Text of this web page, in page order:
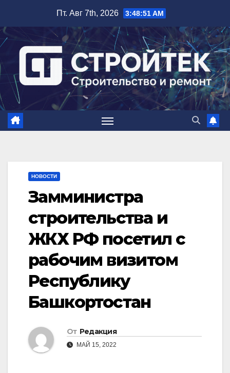
содержимому
Пт. Авг 7th, 2026 3:48:52 AM
НОВОСТИ
Замминистра
строительства и
ЖКХ РФ посетил с
рабочим визитом
Республику
Башкортостан
От Редакция
МАЙ 15, 2022